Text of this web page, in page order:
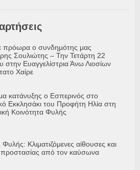
πρόωρα ο συνδημότης μας
Σουλιώτης – Την Τετάρτη 22
στην Ευαγγελίστρια Άνω Λιοσίων
Χαίρε
κατάνυξης ο Εσπερινός στο
Εκκλησάκι του Προφήτη Ηλία στη
Κοινότητα Φυλής
Κλιματιζόμενες αίθουσες και
προστασίας από τον καύσωνα